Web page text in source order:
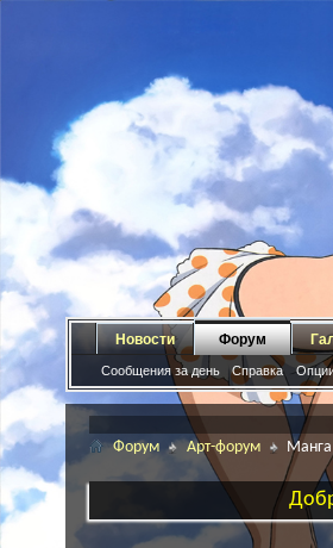
Новости Форум
Сообщения за день Справка
Форум Арт-форум Манга